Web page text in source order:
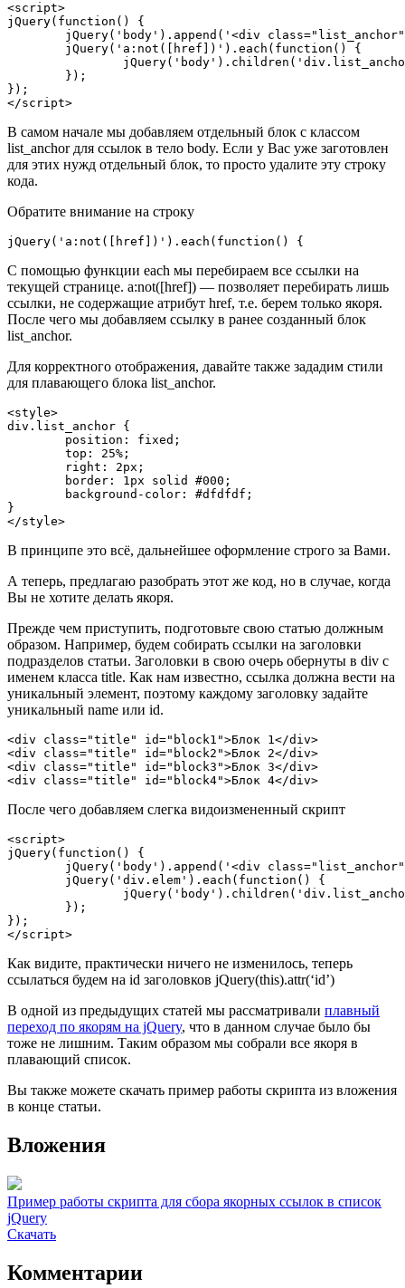
<script>
jQuery(function() {
});
</script>
В самом начале мы добавляем отдельный блок с классом
list_anchor для ссылок в тело body. Если у Вас уже заготовлен
для этих нужд отдельный блок, то просто удалите эту строку
кода.
Обратите внимание на строку
jQuery('a:not([href])').each(function() {
С помощью функции each мы перебираем все ссылки на
текущей странице. a:not([href]) — позволяет перебирать лишь
ссылки, не содержащие атрибут href, т.е. берем только якоря.
После чего мы добавляем ссылку в ранее созданный блок
list_anchor.
Для корректного отображения, давайте также зададим стили
для плавающего блока list_anchor.
<style>
div.list_anchor {
}
</style>
В принципе это всё, дальнейшее оформление строго за Вами.
А теперь, предлагаю разобрать этот же код, но в случае, когда
Вы не хотите делать якоря.
Прежде чем приступить, подготовьте свою статью должным
образом. Например, будем собирать ссылки на заголовки
подразделов статьи. Заголовки в свою очерь обернуты в div с
именем класса title. Как нам известно, ссылка должна вести на
уникальный элемент, поэтому каждому заголовку задайте
уникальный name или id.
<div class="title" id="block1">Блок 1</div>
<div class="title" id="block2">Блок 2</div>
<div class="title" id="block3">Блок 3</div>
<div class="title" id="block4">Блок 4</div>
После чего добавляем слегка видоизмененный скрипт
<script>
jQuery(function() {
});
</script>
Как видите, практически ничего не изменилось, теперь
ссылаться будем на id заголовков jQuery(this).attr(‘id’)
В одной из предыдущих статей мы рассматривали плавный
переход по якорям на jQuery, что в данном случае было бы
тоже не лишним. Таким образом мы собрали все якоря в
плавающий список.
Вы также можете скачать пример работы скрипта из вложения
в конце статьи.
Вложения
Пример работы скрипта для сбора якорных ссылок в список
jQuery
Скачать
Комментарии